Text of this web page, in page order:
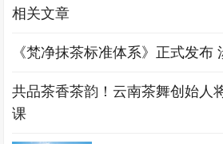
相关文章
《梵净抹茶标准体系》正式发布
共品茶香茶韵！云南茶舞创始人
课